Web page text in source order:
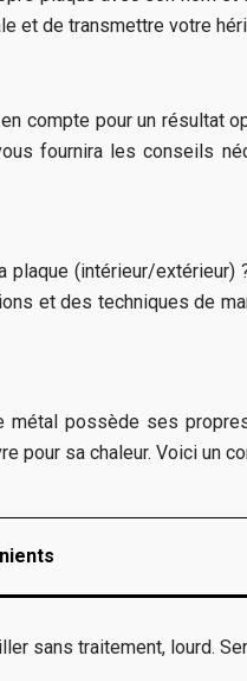
et de transmettre votre
compte pour un résultat
fournira les conseils
(intérieur/extérieur)
et des techniques de
possède ses
pour sa chaleur. Voici un
sans traitement, lourd.